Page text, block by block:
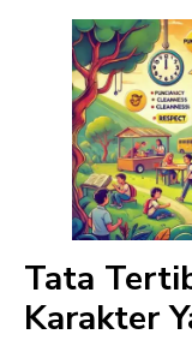
Tata
Karakter